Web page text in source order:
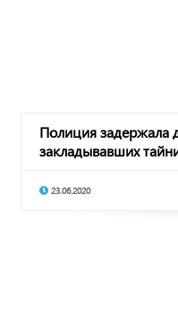
Полиция задержала
закладывавших
23.06.2020